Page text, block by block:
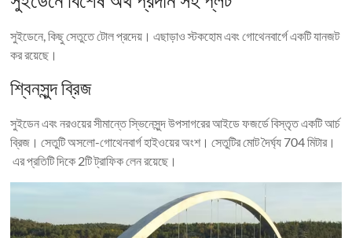
সুইডেনে, কিছু সেতুতে টোল প্রদেয়। এছাড়াও স্টকহোম এবং গোথেনবার্গে একটি যানজট
কর রয়েছে।
শ্বিনসুন্দ ব্রিজ
সুইডেন এবং নরওয়ের সীমান্তে স্ভিনেসুন্দ উপসাগরের আইডে ফজর্ডে বিস্তৃত একটি আর্চ
ব্রিজ। সেতুটি অসলো-গোথেনবার্গ হাইওয়ের অংশ। সেতুটির মোট দৈর্ঘ্য 704 মিটার।
এর প্রতিটি দিকে 2টি ট্রাফিক লেন রয়েছে।